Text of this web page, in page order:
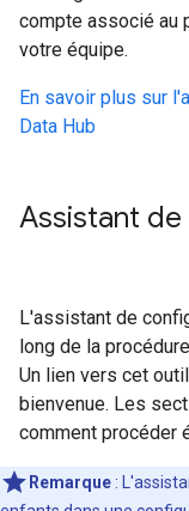
compte associé au
votre équipe.
En savoir plus sur
Data Hub
Assistant
L'assistant de
long de la
Un lien vers cet
bienvenue. Les
comment procéder
Remarque :